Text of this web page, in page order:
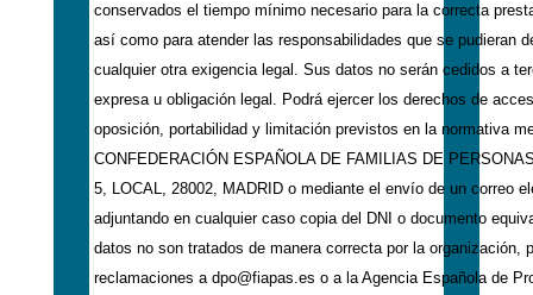
conservados el tiempo mínimo necesario para la correcta
así como para atender las responsabilidades que se pudieran
cualquier otra exigencia legal. Sus datos no serán cedidos a
expresa u obligación legal. Podrá ejercer los derechos de
oposición, portabilidad y limitación previstos en la normativa
CONFEDERACIÓN ESPAÑOLA DE FAMILIAS DE
5, LOCAL, 28002, MADRID o mediante el envío de un correo
adjuntando en cualquier caso copia del DNI o documento
datos no son tratados de manera correcta por la organización,
reclamaciones a dpo@fiapas.es o a la Agencia Española de